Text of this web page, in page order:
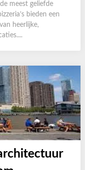
meest geliefde
bieden een
heerlijke,